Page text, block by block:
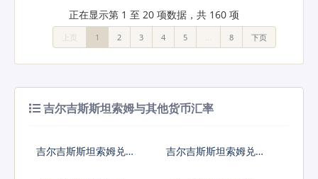
正在显示第 1 至 20 项数据，共 160 项
上页 1 2 3 4 5 … 8 下页
吉尔吉斯斯坦索姆与其他货币汇率
吉尔吉斯斯坦索姆兑人
吉尔吉斯斯坦索姆兑美